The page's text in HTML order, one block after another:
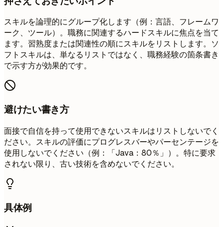
スキルを論理的にグループ化します（例：言語、フレームワ
ーク、ツール）。職務に関連するハードスキルに焦点を当て
ます。習熟度または関連性の順にスキルをリストします。ソ
フトスキルは、単なるリストではなく、職務経験の箇条書き
で示す方が効果的です。
避けたい書き方
面接で自信を持って使用できないスキルはリストしないでく
ださい。スキルの評価にプログレスバーやパーセンテージを
使用しないでください（例：「Java：80％」）。特に要求
されない限り、古い技術を含めないでください。
具体例